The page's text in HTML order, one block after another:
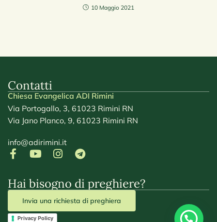
10 Maggio 2021
Contatti
Chiesa Evangelica ADI Rimini
Via Portogallo, 3, 61023 Rimini RN
Via Jano Planco, 9, 61023 Rimini RN
info@adirimini.it
Hai bisogno di preghiere?
Invia una richiesta di preghiera
Privacy Policy